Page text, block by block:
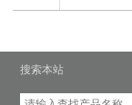
搜索本站